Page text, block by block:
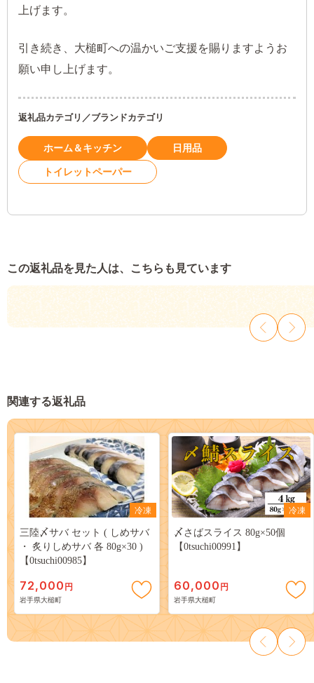
上げます。
引き続き、大槌町への温かいご支援を賜りますようお
願い申し上げます。
返礼品カテゴリ／ブランドカテゴリ
ホーム＆キッチン 日用品
トイレットペーパー
この返礼品を見た人は、こちらも見ています
関連する返礼品
冷凍
三陸〆サバ セット ( しめサバ
・ 炙りしめサバ 各 80g×30 )
【0tsuchi00985】
72,000 円
岩手県大槌町
冷凍
〆さばスライス 80g×50個
【0tsuchi00991】
60,000 円
岩手県大槌町